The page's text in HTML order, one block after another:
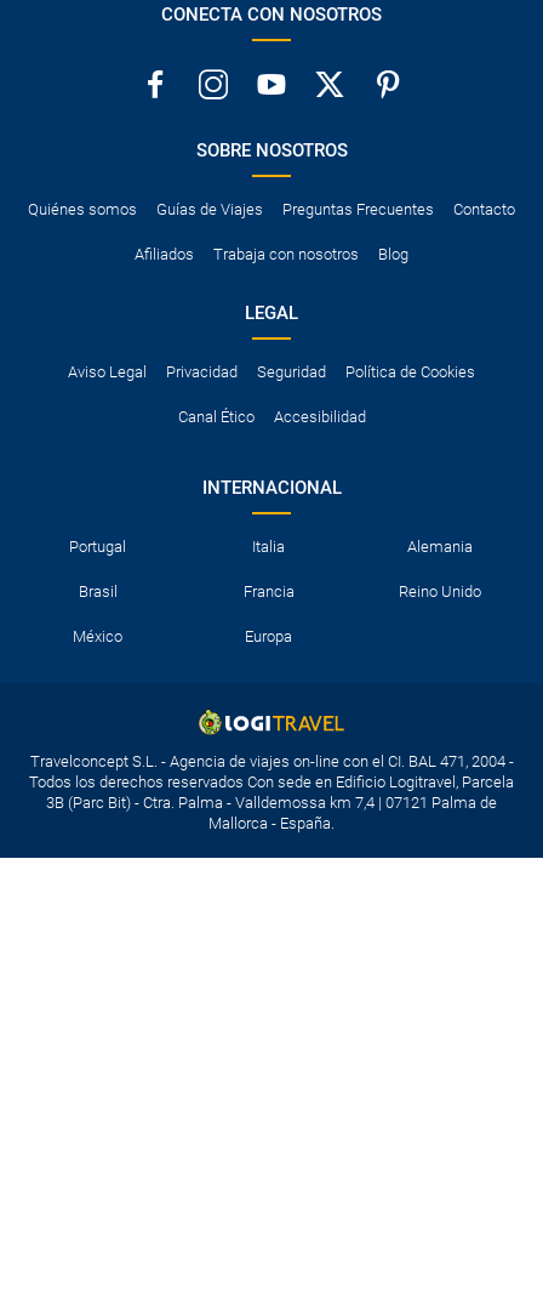
CONECTA CON NOSOTROS
SOBRE NOSOTROS
Quiénes somos Guías de Viajes Preguntas Frecuentes Contacto
Afiliados Trabaja con nosotros Blog
LEGAL
Aviso Legal Privacidad Seguridad Política de Cookies
Canal Ético Accesibilidad
INTERNACIONAL
Portugal Italia Alemania
Brasil Francia Reino Unido
México Europa
Travelconcept S.L. - Agencia de viajes on-line con el CI. BAL 471, 2004 -
Todos los derechos reservados Con sede en Edificio Logitravel, Parcela
3B (Parc Bit) - Ctra. Palma - Valldemossa km 7,4 | 07121 Palma de
Mallorca - España.